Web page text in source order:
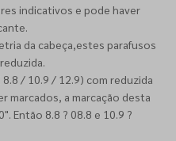
indicativos e pode haver
da cabeça,estes parafusos
/ 10.9 / 12.9) com reduzida
marcados, a marcação desta
Então 8.8 ? 08.8 e 10.9 ?